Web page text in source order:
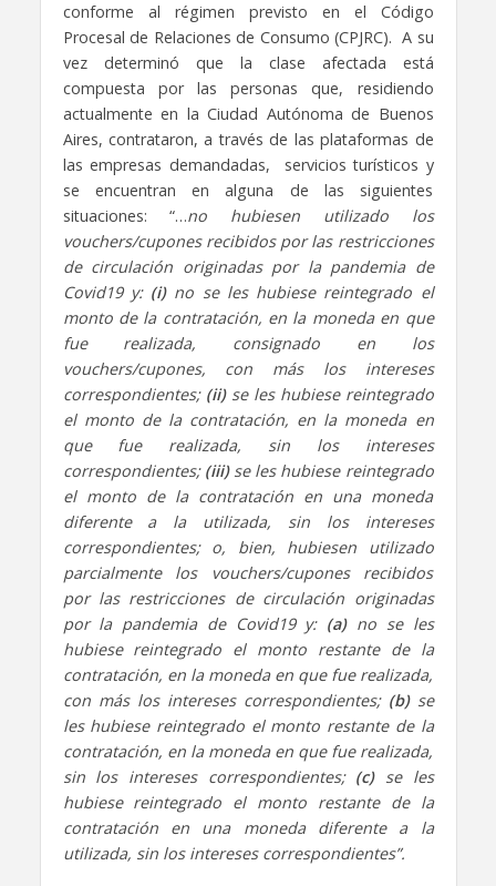
conforme al régimen previsto en el Código
Procesal de Relaciones de Consumo (CPJRC). A su
vez determinó que la clase afectada está
compuesta por las personas que, residiendo
actualmente en la Ciudad Autónoma de Buenos
Aires, contrataron, a través de las plataformas de
las empresas demandadas, servicios turísticos y
se encuentran en alguna de las siguientes
situaciones: “…no hubiesen utilizado los
vouchers/cupones recibidos por las restricciones
de circulación originadas por la pandemia de
Covid19 y: (i)no se les hubiese reintegrado el
monto de la contratación, en la moneda en que
fue realizada, consignado en los
vouchers/cupones, con más los intereses
correspondientes; (ii)se les hubiese reintegrado
el monto de la contratación, en la moneda en
que fue realizada, sin los intereses
correspondientes; (iii)se les hubiese reintegrado
el monto de la contratación en una moneda
diferente a la utilizada, sin los intereses
correspondientes; o, bien, hubiesen utilizado
parcialmente los vouchers/cupones recibidos
por las restricciones de circulación originadas
por la pandemia de Covid19 y: (a)no se les
hubiese reintegrado el monto restante de la
contratación, en la moneda en que fue realizada,
con más los intereses correspondientes; (b)se
les hubiese reintegrado el monto restante de la
contratación, en la moneda en que fue realizada,
sin los intereses correspondientes; (c)se les
hubiese reintegrado el monto restante de la
contratación en una moneda diferente a la
utilizada, sin los intereses correspondientes”.